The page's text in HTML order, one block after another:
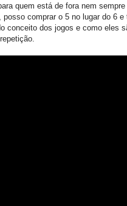
quem está de fora nem
posso comprar o 5 no lugar do 6
conceito dos jogos e como eles